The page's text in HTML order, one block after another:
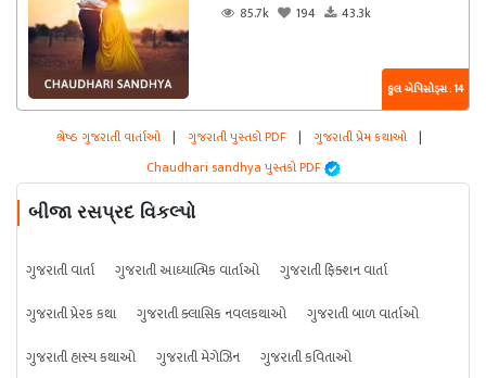
85.7k
194 43.3k
કુલ એપિસોડ્સ : 14
શ્રેષ્ઠ ગુજરાતી વાર્તાઓ | ગુજરાતી પુસ્તકો PDF | ગુજરાતી પ્રેમ કથાઓ |
Chaudhari sandhya પુસ્તકો PDF
બીજા રસપ્રદ વિકલ્પો
ગુજરાતી વાર્તા ગુજરાતી આધ્યાત્મિક વાર્તાઓ
ગુજરાતી ફિક્શન વાર્તા
ગુજરાતી પ્રેરક કથા
ગુજરાતી ક્લાસિક નવલકથાઓ
ગુજરાતી બાળ વાર્તાઓ
ગુજરાતી હાસ્ય કથાઓ
ગુજરાતી મેગેઝિન
ગુજરાતી કવિતાઓ